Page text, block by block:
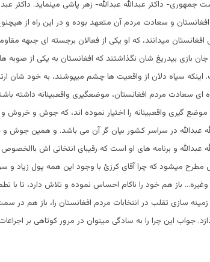
جمهوری- داکتر عبدالله عبدالله- زهر پاشی مینماید. داکتر
و سعادت مردم آن متعهد بوده و در این راه از
افغانستان میدانند، که او یکی از فعالان برجسته ای جبهه
بازی بیدریغ شان نگذاشتند که افغانستان به یکی از
اینکه سیاه دلان از واقعیت ها چشم میپوشند، به خود شان
سعادت مردم افغانستان، موضعگیری واقعبینانه داشته
موضع گیری واقعبینانه را اختیار نموده اند، که جوش و خروش
عبدالله در سراسر کشور بیان گر آن می باشد. و همین جوش
عبدالله و برنامه های او است که رقیبای انتخاتی اش
میشود که چرا آقای کرزئ با وجود این همه پول زیاد و
باز هم خود را ناکام احساس نموده و تلاش دارد، تا
زمینه سازی تقلب در انتخابات مردم افغانستان را، باز هم
جواب این چرا را به سادگی میتوان در مرور کوتاهی بر